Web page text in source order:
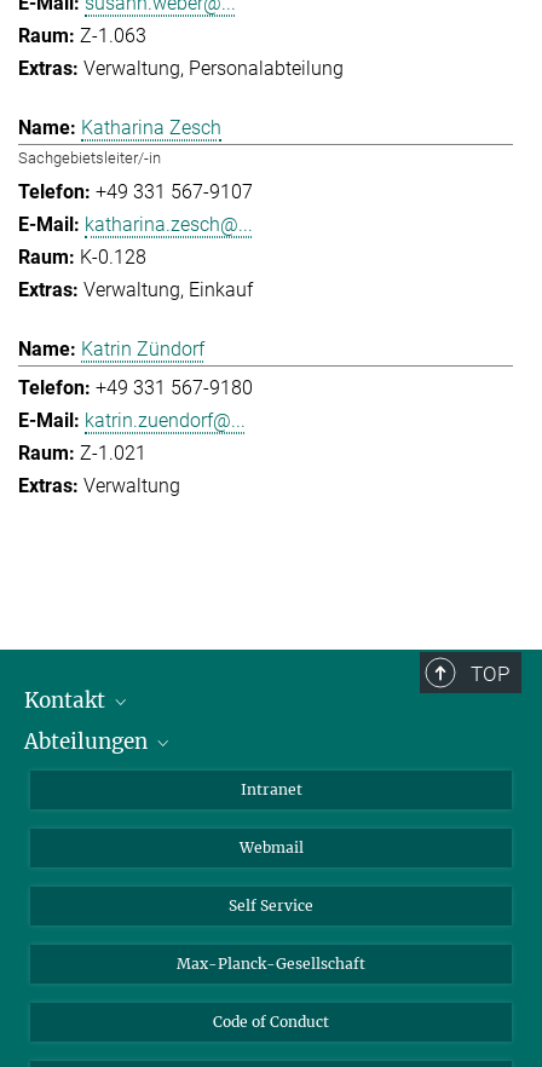
Z-1.063
Verwaltung Personalabteilung
Katharina Zesch
Sachgebietsleiter/-in
+49 331 567-9107
katharina.zesch@...
K-0.128
Verwaltung Einkauf
Katrin Zündorf
+49 331 567-9180
katrin.zuendorf@...
Z-1.021
Verwaltung
TOP
Kontakt
Mitarbeiterverzeichnis
Abteilungen
Biomolekulare Systeme
Kolloidchemie
Nachhaltige und Bio-inspirierte Materialien
Intranet
Webmail
Self Service
Max-Planck-Gesellschaft
Code of Conduct